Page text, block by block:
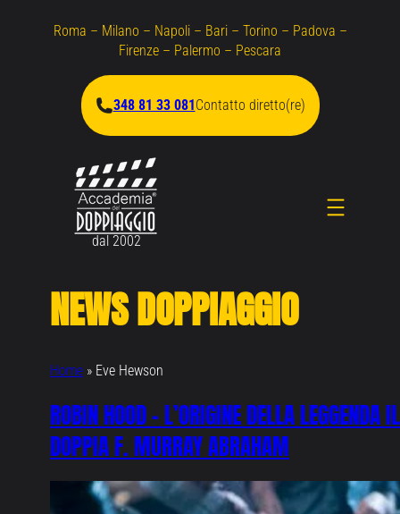
Roma – Milano – Napoli – Bari – Torino – Padova –
Firenze – Palermo – Pescara
348 81 33 081Contatto diretto(re)
dal 2002
NEWS DOPPIAGGIO
Home » Eve Hewson
ROBIN HOOD – L’ORIGINE DELLA
DOPPIA F. MURRAY ABRAHAM